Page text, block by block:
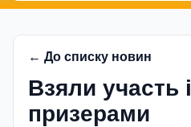
← До списку новин
Взяли участь
призерами